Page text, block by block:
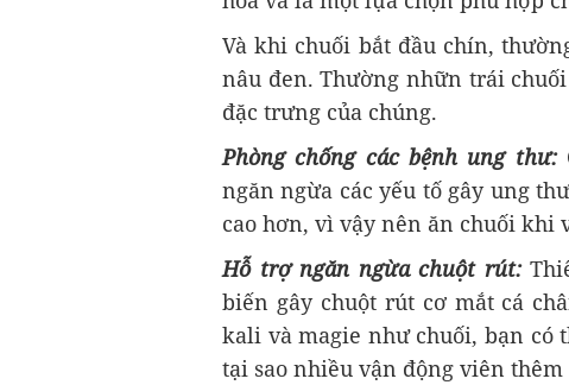
Và khi chuối bắt đầu chín,
nâu đen. Thường nhữn trái
đặc trưng của chúng.
Phòng chống các bệnh ung thư:
ngăn ngừa các yếu tố gây ung
cao hơn, vì vậy nên ăn chuối khi
Hỗ trợ ngăn ngừa chuột rút:
biến gây chuột rút cơ mắt cá
kali và magie như chuối, bạn có
tại sao nhiều vận động viên